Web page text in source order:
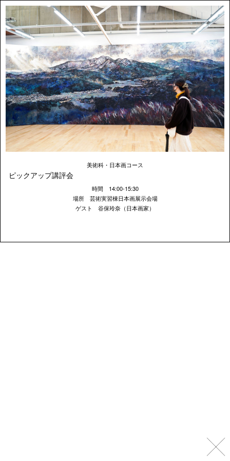
美術科・日本画コース
ピックアップ講評会
時間 14:00-15:30
場所 芸術実習棟日本画展示会場
ゲスト 谷保玲奈（日本画家）